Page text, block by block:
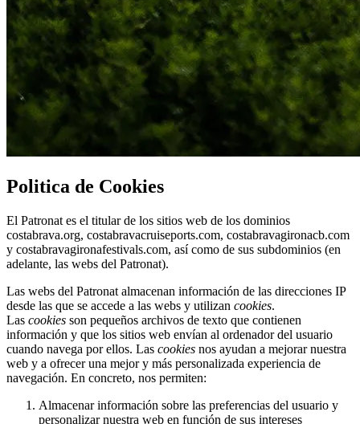
Politica de Cookies
El Patronat es el titular de los sitios web de los dominios
costabrava.org, costabravacruiseports.com, costabravagironacb.com
y costabravagironafestivals.com, así como de sus subdominios (en
adelante, las webs del Patronat).
Las webs del Patronat almacenan información de las direcciones IP
desde las que se accede a las webs y utilizan cookies.
Las cookies son pequeños archivos de texto que contienen
información y que los sitios web envían al ordenador del usuario
cuando navega por ellos. Las cookies nos ayudan a mejorar nuestra
web y a ofrecer una mejor y más personalizada experiencia de
navegación. En concreto, nos permiten:
Almacenar información sobre las preferencias del usuario y
personalizar nuestra web en función de sus intereses